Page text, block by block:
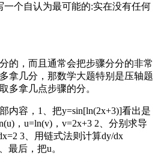
一个自认为最可能的:实在没有任何
的，而且通常会把步骤分分的非常
拿几分，那数学大题特别是压轴题
多拿几点步骤的分。
内容，1、把y=sin[ln(2x+3)]看出是
，u=ln(v)，v=2x+3 2、分别求导
3、用链式法则计算dy/dx
最后，把u。